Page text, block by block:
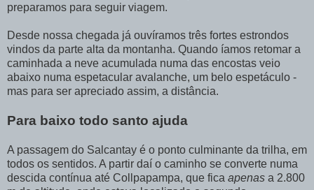
preparamos para seguir viagem.
Desde nossa chegada já ouvíramos três fortes estrondos
vindos da parte alta da montanha. Quando íamos retomar a
caminhada a neve acumulada numa das encostas veio
abaixo numa espetacular avalanche, um belo espetáculo -
mas para ser apreciado assim, a distância.
Para baixo todo santo ajuda
A passagem do Salcantay é o ponto culminante da trilha, em
todos os sentidos. A partir daí o caminho se converte numa
descida contínua até Collpapampa, que fica apenas a 2.800